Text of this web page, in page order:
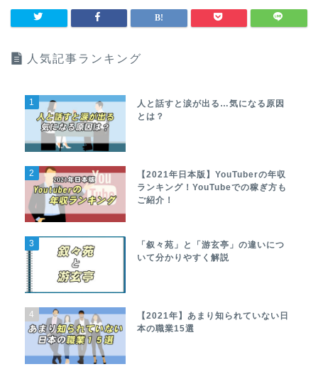
人気記事ランキング
1
人と話すと涙が出る…気になる原因
とは？
2
【2021年日本版】YouTuberの年収
ランキング！YouTubeでの稼ぎ方も
ご紹介！
3
「叙々苑」と「游玄亭」の違いにつ
いて分かりやすく解説
4
【2021年】あまり知られていない日
本の職業15選